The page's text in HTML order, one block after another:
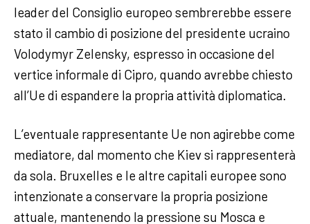
leader del Consiglio europeo sembrerebbe essere
stato il cambio di posizione del presidente ucraino
Volodymyr Zelensky, espresso in occasione del
vertice informale di Cipro, quando avrebbe chiesto
all’Ue di espandere la propria attività diplomatica.
L’eventuale rappresentante Ue non agirebbe come
mediatore, dal momento che Kiev si rappresenterà
da sola. Bruxelles e le altre capitali europee sono
intenzionate a conservare la propria posizione
attuale, mantenendo la pressione su Mosca e